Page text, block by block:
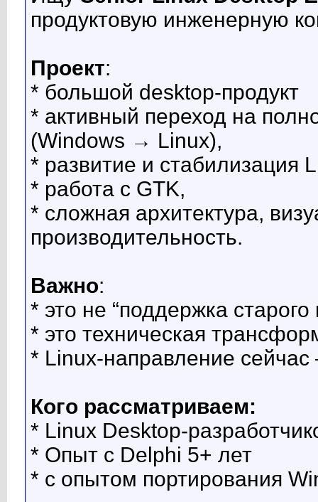
продуктовую инженерную
Проект:
* большой desktop-продукт
* активный переход на
(Windows → Linux),
* развитие и стабилизация
* работа с GTK,
* сложная архитектура,
производительность.
Важно:
* это не “поддержка старого
* это техническая
* Linux-направление сейчас
Кого рассматриваем:
* Linux Desktop-
* Опыт с Delphi 5+ лет
* с опытом портирования